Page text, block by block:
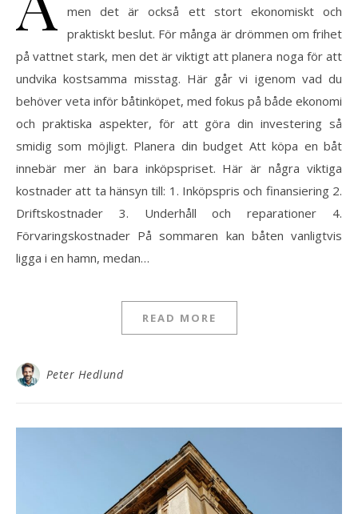
men det är också ett stort ekonomiskt och
praktiskt beslut. För många är drömmen om frihet
på vattnet stark, men det är viktigt att planera noga för att
undvika kostsamma misstag. Här går vi igenom vad du
behöver veta inför båtinköpet, med fokus på både ekonomi
och praktiska aspekter, för att göra din investering så
smidig som möjligt. Planera din budget Att köpa en båt
innebär mer än bara inköpspriset. Här är några viktiga
kostnader att ta hänsyn till: 1. Inköpspris och finansiering 2.
Driftskostnader 3. Underhåll och reparationer 4.
Förvaringskostnader På sommaren kan båten vanligtvis
ligga i en hamn, medan…
READ MORE
Peter Hedlund